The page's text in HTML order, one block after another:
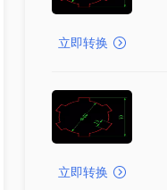
立即转换
立即转换